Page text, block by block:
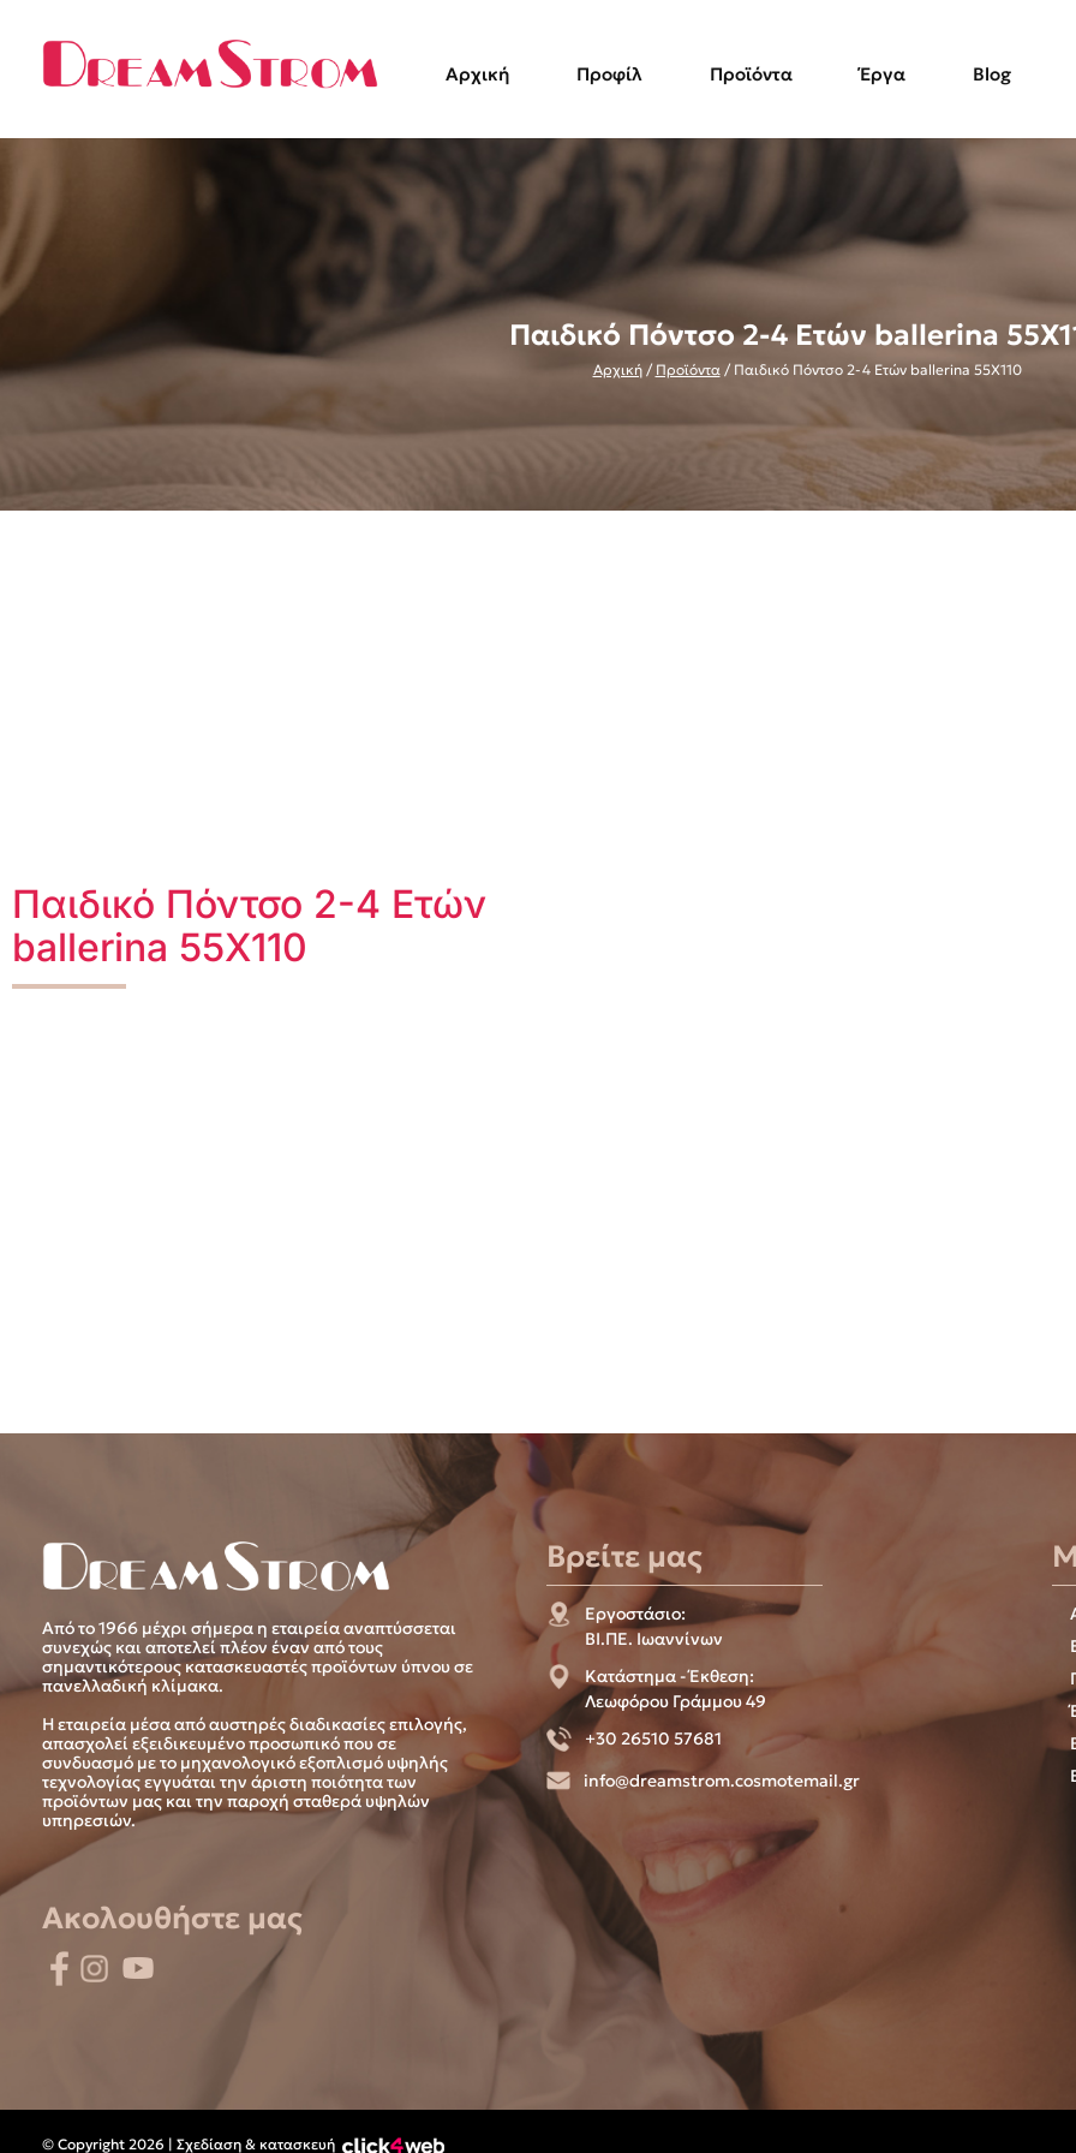
Αρχική Προφίλ Προϊόντα Έργα Blog
Παιδικό Πόντσο 2-4 Ετών ballerina
Αρχική/ Προϊόντα/ Παιδικό Πόντσο 2-4 Ετών ballerina 55X110
Παιδικό Πόντσο 2-4 Ετών
ballerina 55X110
Από το 1966 μέχρι σήμερα η εταιρεία αναπτύσσεται
συνεχώς και αποτελεί πλέον έναν από τους
σημαντικότερους κατασκευαστές προϊόντων ύπνου σε
πανελλαδική κλίμακα.
Η εταιρεία μέσα από αυστηρές διαδικασίες επιλογής,
απασχολεί εξειδικευμένο προσωπικό που σε
συνδυασμό με το μηχανολογικό εξοπλισμό υψηλής
τεχνολογίας εγγυάται την άριστη ποιότητα των
προϊόντων μας και την παροχή σταθερά υψηλών
υπηρεσιών.
Ακολουθήστε μας
Βρείτε μας
Εργοστάσιο:
ΒΙ.ΠΕ. Ιωαννίνων
Κατάστημα - Έκθεση:
Λεωφόρου Γράμμου 49
+30 26510 57681
info@dreamstrom.cosmotemail.gr
© Copyright 2026 | Σχεδίαση & κατασκευή